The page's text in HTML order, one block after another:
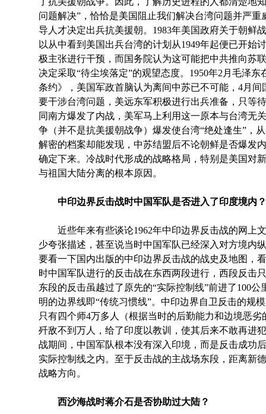
问题解决”，恰恰是美国阻止我们解决台湾问题并严
导人才决定出兵抗美援朝。1983年美国政府关于朝鲜
以从中看到美国出兵台湾的计划从1949年起便已开始
极主张进行干预，而国务院认为这可能把中共推向苏
决定采取“待尘埃落定”的观望态度。1950年2月毛泽
条约》，美国军政首脑认为离间中苏已不可能，4月
要干涉台湾问题，美远东军积极进行出兵准备，只等
同南方爆发了内战，美军马上利用这一原本与台湾无
争（并不是抗美援朝战争）爆发使台湾“绝处逢生”，
解密的档案却能发现，中苏结盟后不论朝鲜是否爆发
确定下来。冷战时代形成的战略格局，特别是美国对
与祖国大陆分离的根本原因。
中印边界反击战时中国军队是否进入了印度境内？
近些年来有些谈论1962年中印边界反击战的网上
少夸张描述，甚至说当时中国军队已经深入对方境内
要看一下国内出版的中印边界反击战的战史及地图，
时中国军队进行的反击战在东西两段进行，西段反击
东段的反击虽越过了原先的“实际控制线”前进了100
明的边界线即“传统习惯线”。中印边界自卫反击的规
只有四个师4万多人（根据当时的后勤能力和边境恶
歼敌不到万人，给了印度以教训，使其后来不敢再进
战期间，中国军队根本没有深入印境，而是反击成功
实际控制线之内。至于反击战的主战场东段，距离新
战略方向。
西沙海战时蒋介石是否协助过大陆？